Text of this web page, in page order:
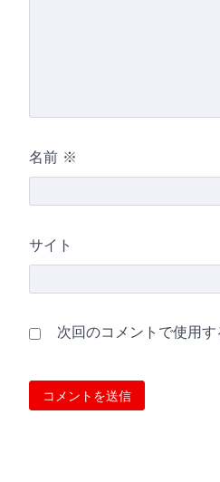
名前 ※
サイト
次回のコメントで使用